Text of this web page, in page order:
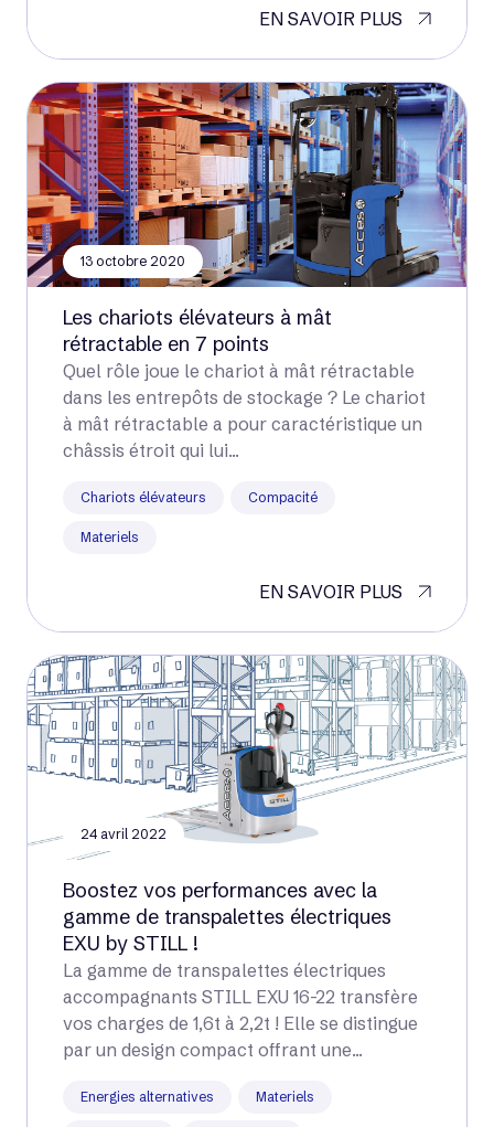
EN SAVOIR PLUS
13 octobre 2020
Les chariots élévateurs à mât
rétractable en 7 points
Quel rôle joue le chariot à mât rétractable
dans les entrepôts de stockage ? Le chariot
à mât rétractable a pour caractéristique un
châssis étroit qui lui...
Chariots élévateurs Compacité
Materiels
EN SAVOIR PLUS
24 avril 2022
Boostez vos performances avec la
gamme de transpalettes électriques
EXU by STILL !
La gamme de transpalettes électriques
accompagnants STILL EXU 16-22 transfère
vos charges de 1,6t à 2,2t ! Elle se distingue
par un design compact offrant une...
Energies alternatives Materiels